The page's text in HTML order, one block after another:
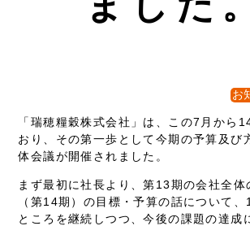
お
「瑞穂糧穀株式会社」は、この7月から
おり、その第一歩として今期の予算及び
体会議が開催されました。
まず最初に社長より、第13期の会社全体
（第14期）の目標・予算の話について
ところを継続しつつ、今後の課題の達成